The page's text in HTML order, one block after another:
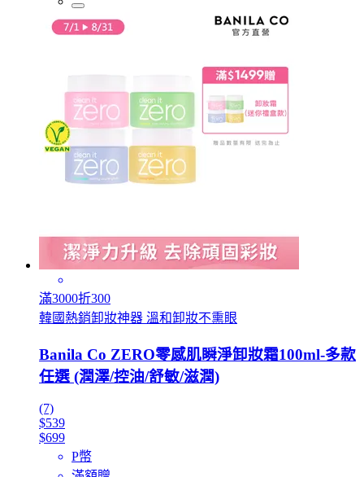
滿3000折300
韓國熱銷卸妝神器 溫和卸妝不熏眼
Banila Co ZERO零感肌瞬淨卸妝霜100ml-多款
任選 (潤澤/控油/舒敏/滋潤)
(7)
$539
$699
P幣